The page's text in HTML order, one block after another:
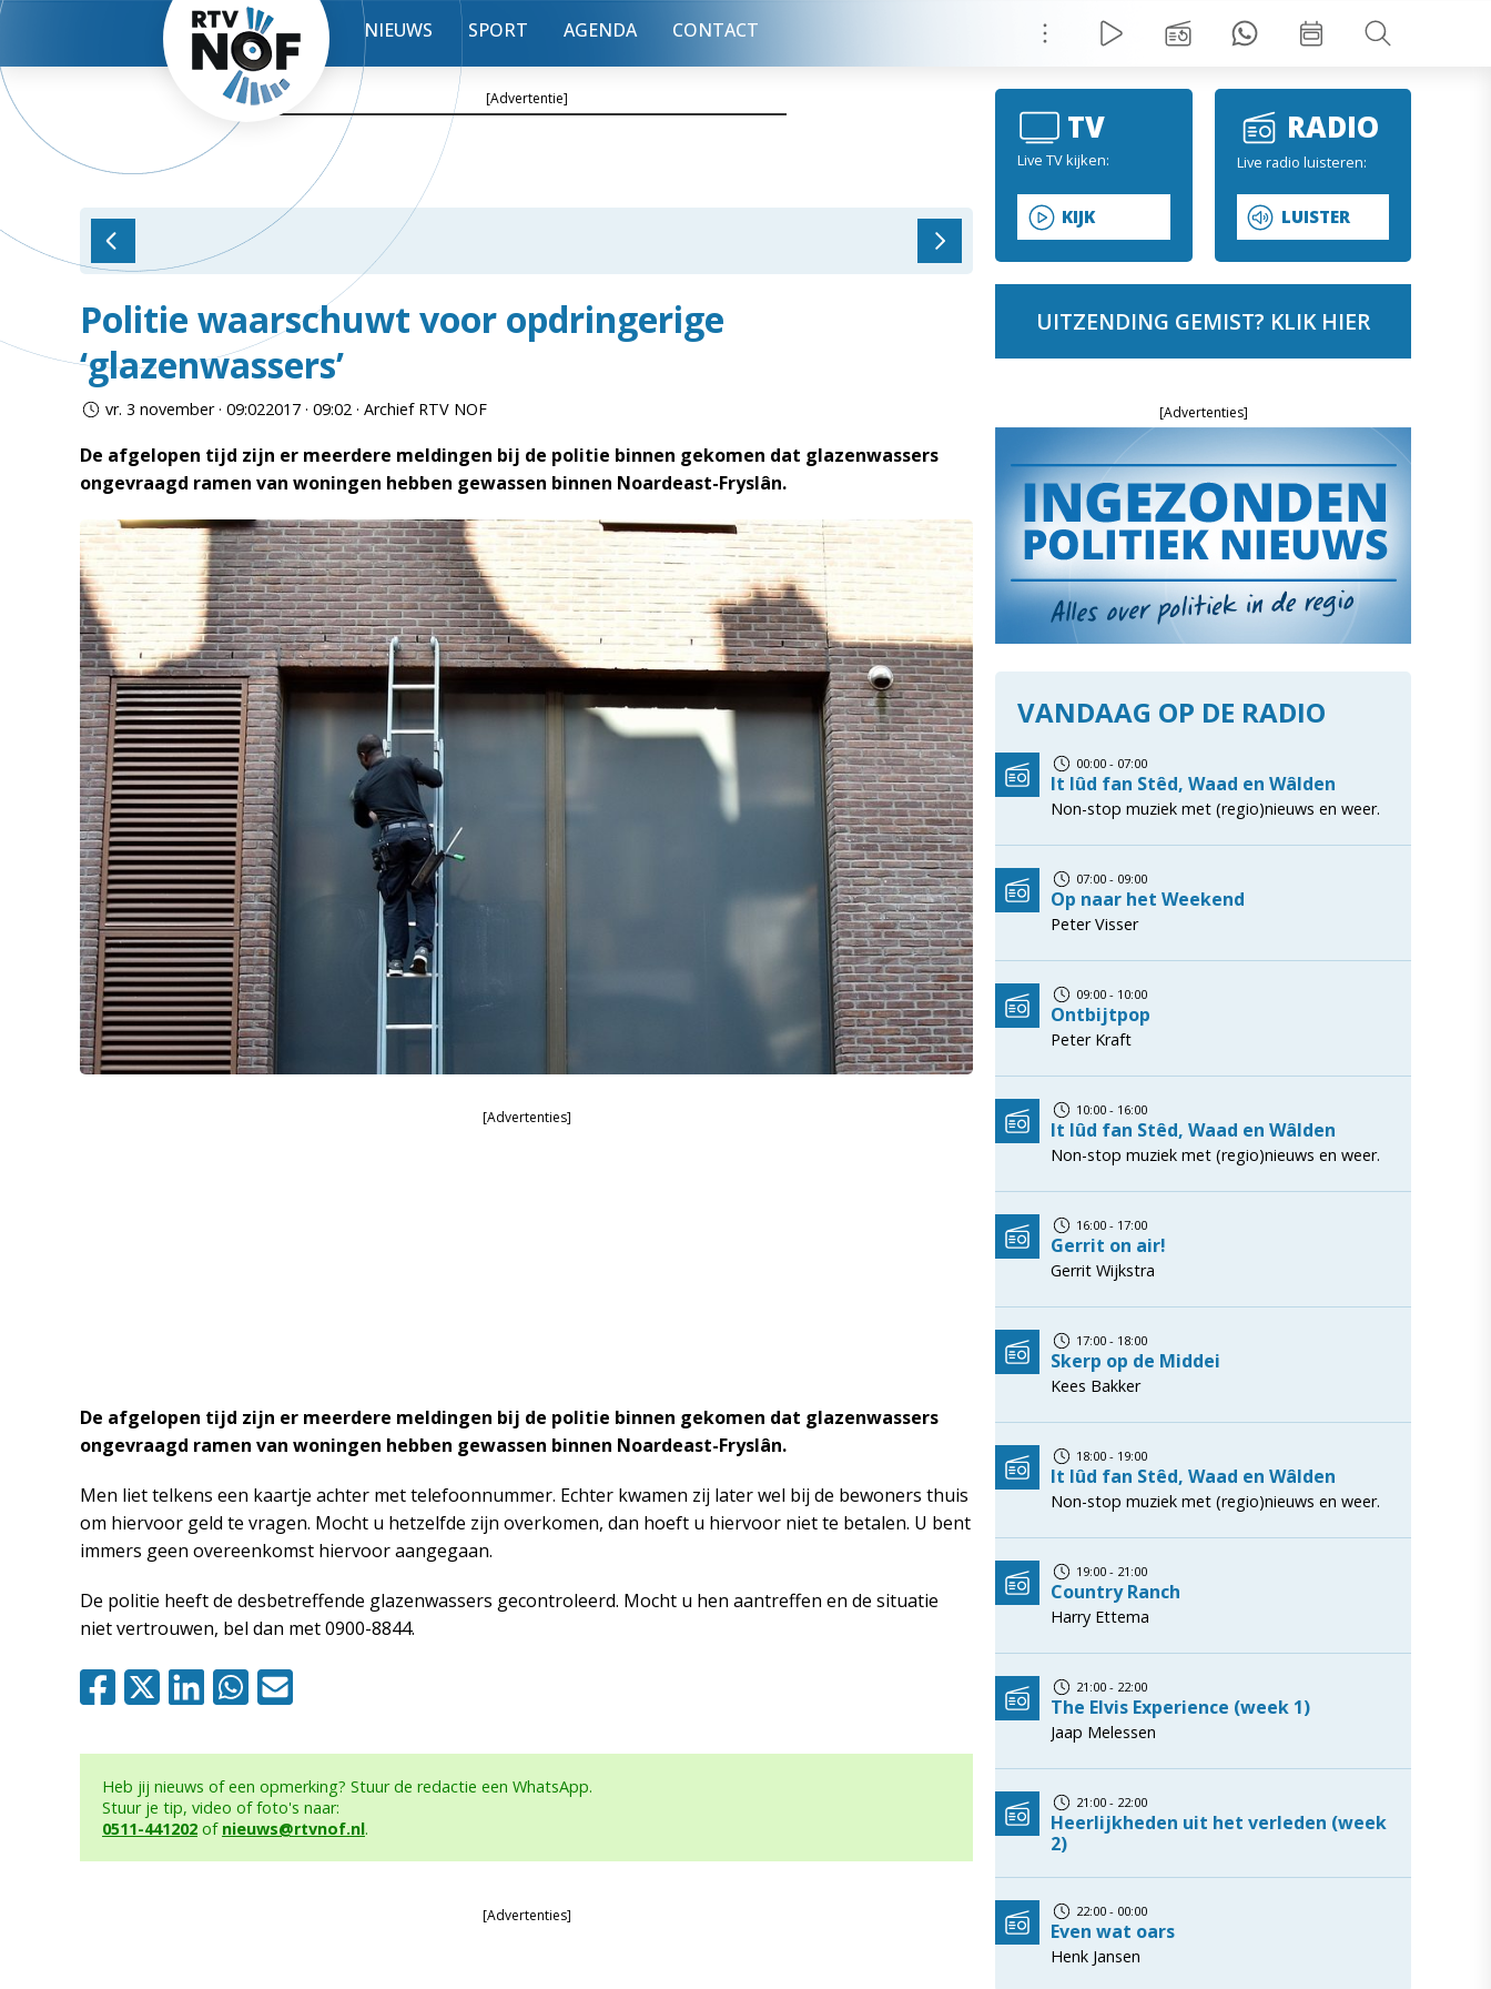
NIEUWS SPORT AGENDA CONTACT
[Advertentie]
Politie waarschuwt voor opdringerige
‘glazenwassers’
vr. 3 november · 09:022017 · 09:02 · Archief RTV NOF
De afgelopen tijd zijn er meerdere meldingen bij de politie binnen gekomen dat glazenwassers
ongevraagd ramen van woningen hebben gewassen binnen Noardeast-Fryslân.
[Advertenties]
De afgelopen tijd zijn er meerdere meldingen bij de politie binnen gekomen dat glazenwassers
ongevraagd ramen van woningen hebben gewassen binnen Noardeast-Fryslân.
Men liet telkens een kaartje achter met telefoonnummer. Echter kwamen zij later wel bij de bewoners thuis
om hiervoor geld te vragen. Mocht u hetzelfde zijn overkomen, dan hoeft u hiervoor niet te betalen. U bent
immers geen overeenkomst hiervoor aangegaan.
De politie heeft de desbetreffende glazenwassers gecontroleerd. Mocht u hen aantreffen en de situatie
niet vertrouwen, bel dan met 0900-8844.
Heb jij nieuws of een opmerking? Stuur de redactie een WhatsApp.
Stuur je tip, video of foto's naar:
0511-441202 of nieuws@rtvnof.nl.
[Advertenties]
TV
Live TV kijken:
KIJK
RADIO
Live radio luisteren:
LUISTER
UITZENDING GEMIST? KLIK HIER
[Advertenties]
VANDAAG OP DE RADIO
00:00 - 07:00
It lûd fan Stêd, Waad en Wâlden
Non-stop muziek met (regio)nieuws en weer.
07:00 - 09:00
Op naar het Weekend
Peter Visser
09:00 - 10:00
Ontbijtpop
Peter Kraft
10:00 - 16:00
It lûd fan Stêd, Waad en Wâlden
Non-stop muziek met (regio)nieuws en weer.
16:00 - 17:00
Gerrit on air!
Gerrit Wijkstra
17:00 - 18:00
Skerp op de Middei
Kees Bakker
18:00 - 19:00
It lûd fan Stêd, Waad en Wâlden
Non-stop muziek met (regio)nieuws en weer.
19:00 - 21:00
Country Ranch
Harry Ettema
21:00 - 22:00
The Elvis Experience (week 1)
Jaap Melessen
21:00 - 22:00
Heerlijkheden uit het verleden (week
2)
22:00 - 00:00
Even wat oars
Henk Jansen